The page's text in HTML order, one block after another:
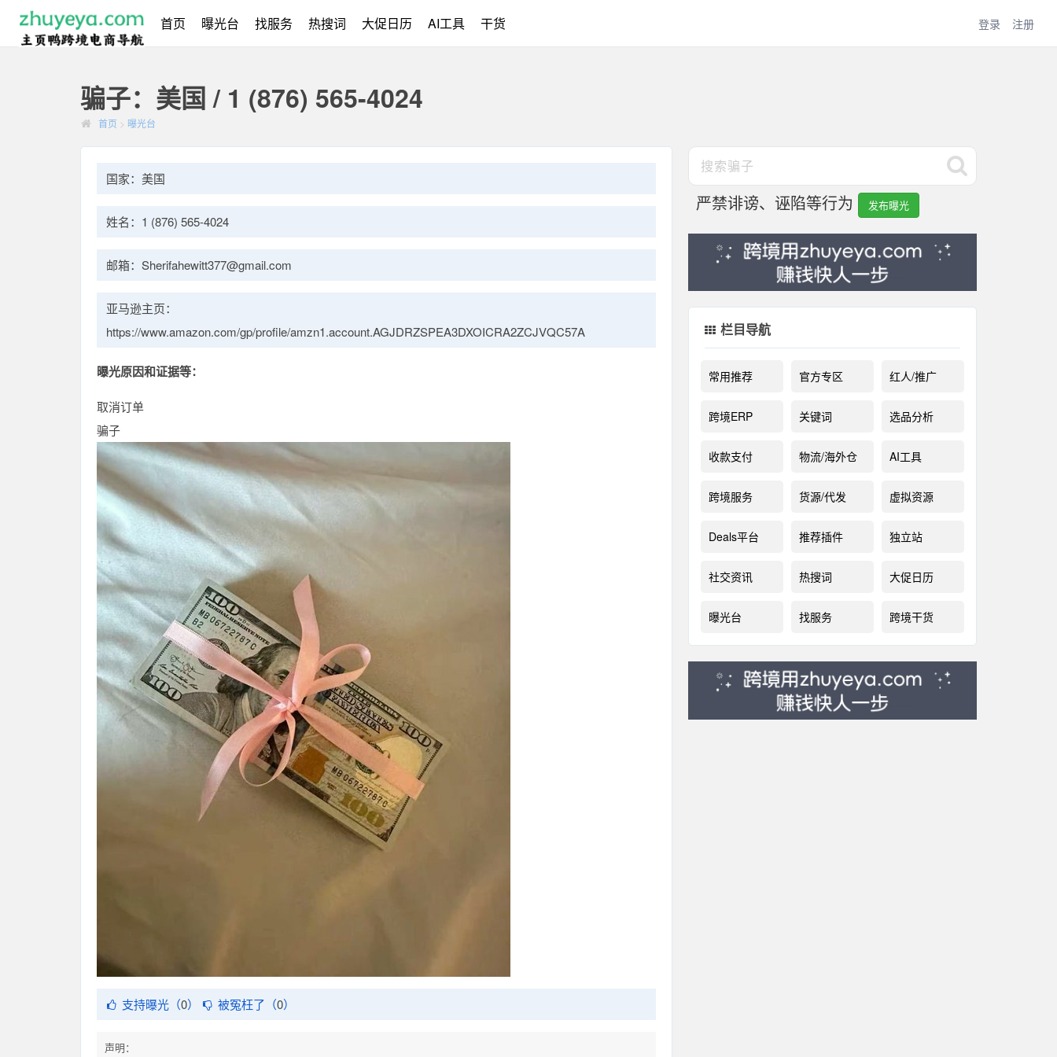
首页 曝光台 找服务 热搜词 大促日历 AI工具 干货 登录 注册
骗子：美国 / 1 (876) 565-4024
首页 > 曝光台
国家：美国
姓名：1 (876) 565-4024
邮箱：Sherifahewitt377@gmail.com
亚马逊主页：
https://www.amazon.com/gp/profile/amzn1.account.AGJDRZSPEA3DXOICRA2ZCJVQC57A
曝光原因和证据等：
取消订单
骗子
支持曝光（0） 被冤枉了（0）
声明：
严禁诽谤、诬陷等行为 发布曝光
栏目导航
常用推荐 官方专区 红人/推广
跨境ERP 关键词 选品分析
收款支付 物流/海外仓 AI工具
跨境服务 货源/代发 虚拟资源
Deals平台 推荐插件 独立站
社交资讯 热搜词 大促日历
曝光台 找服务 跨境干货